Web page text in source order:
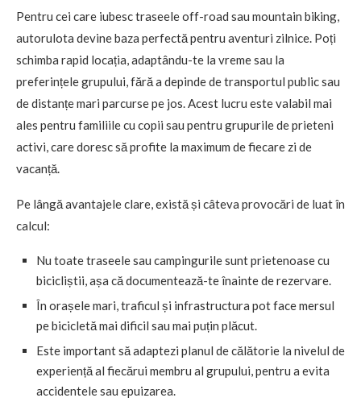
Pentru cei care iubesc traseele off-road sau mountain biking,
autorulota devine baza perfectă pentru aventuri zilnice. Poți
schimba rapid locația, adaptându-te la vreme sau la
preferințele grupului, fără a depinde de transportul public sau
de distanțe mari parcurse pe jos. Acest lucru este valabil mai
ales pentru familiile cu copii sau pentru grupurile de prieteni
activi, care doresc să profite la maximum de fiecare zi de
vacanță.
Pe lângă avantajele clare, există și câteva provocări de luat în
calcul:
Nu toate traseele sau campingurile sunt prietenoase cu
bicicliștii, așa că documentează-te înainte de rezervare.
În orașele mari, traficul și infrastructura pot face mersul
pe bicicletă mai dificil sau mai puțin plăcut.
Este important să adaptezi planul de călătorie la nivelul de
experiență al fiecărui membru al grupului, pentru a evita
accidentele sau epuizarea.